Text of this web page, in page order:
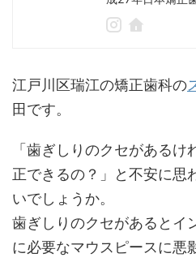
江戸川区瑞江の矯正歯科の
田です。
「歯ぎしりのクセがあるけ
正できるの？」と不安に思
いでしょうか。
歯ぎしりのクセがあるとイ
に必要なマウスピースに悪